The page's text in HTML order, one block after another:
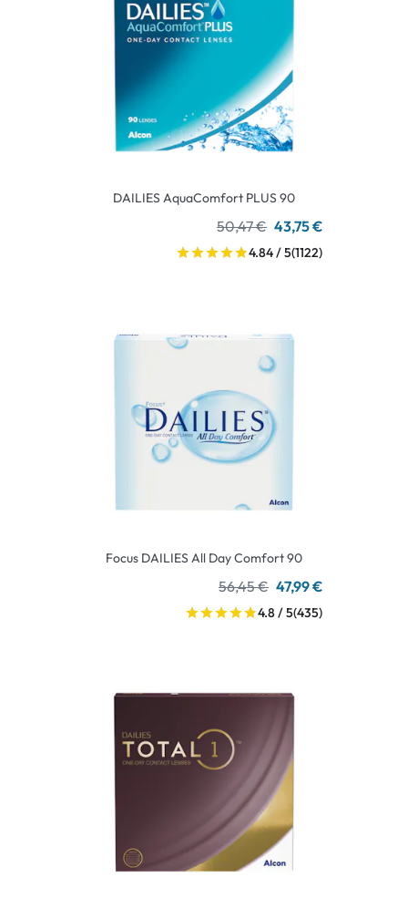
DAILIES AquaComfort PLUS 90
50,47 € 43,75 €
4.84 / 5(1122)
Focus DAILIES All Day Comfort 90
56,45 € 47,99 €
4.8 / 5(435)